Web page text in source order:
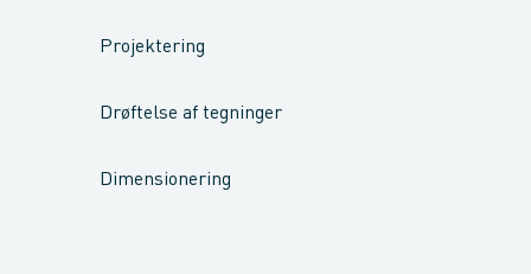
Projektering
Drøftelse af tegninger
Dimensionering